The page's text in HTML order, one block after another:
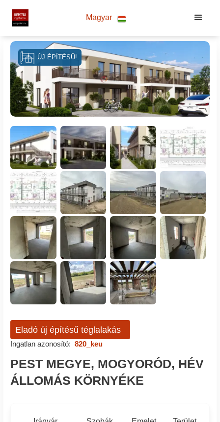
Magyar
ÚJ ÉPÍTÉSŰ!
Eladó új építésű téglalakás
Ingatlan azonosító: 820_keu
PEST MEGYE, MOGYORÓD, HÉV
ÁLLOMÁS KÖRNYÉKE